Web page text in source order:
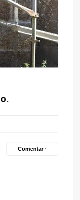
.
Comentar ·